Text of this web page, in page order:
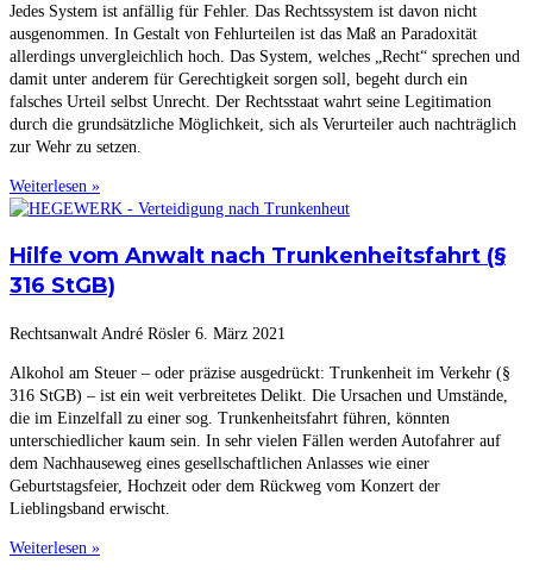
Jedes System ist anfällig für Fehler. Das Rechtssystem ist davon nicht
ausgenommen. In Gestalt von Fehlurteilen ist das Maß an Paradoxität
allerdings unvergleichlich hoch. Das System, welches „Recht“ sprechen und
damit unter anderem für Gerechtigkeit sorgen soll, begeht durch ein
falsches Urteil selbst Unrecht. Der Rechtsstaat wahrt seine Legitimation
durch die grundsätzliche Möglichkeit, sich als Verurteiler auch nachträglich
zur Wehr zu setzen.
Weiterlesen »
Hilfe vom Anwalt nach Trunkenheitsfahrt (§
316 StGB)
Rechtsanwalt André Rösler 6. März 2021
Alkohol am Steuer – oder präzise ausgedrückt: Trunkenheit im Verkehr (§
316 StGB) – ist ein weit verbreitetes Delikt. Die Ursachen und Umstände,
die im Einzelfall zu einer sog. Trunkenheitsfahrt führen, könnten
unterschiedlicher kaum sein. In sehr vielen Fällen werden Autofahrer auf
dem Nachhauseweg eines gesellschaftlichen Anlasses wie einer
Geburtstagsfeier, Hochzeit oder dem Rückweg vom Konzert der
Lieblingsband erwischt.
Weiterlesen »